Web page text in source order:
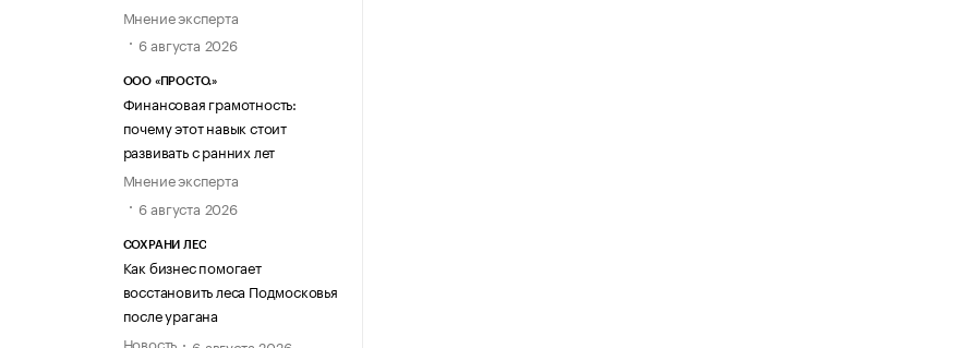
Мнение эксперта
6 августа 2026
ООО «ПРОСТО.»
Финансовая грамотность:
почему этот навык стоит
развивать с ранних лет
Мнение эксперта
6 августа 2026
СОХРАНИ ЛЕС
Как бизнес помогает
восстановить леса Подмосковья
после урагана
Новость